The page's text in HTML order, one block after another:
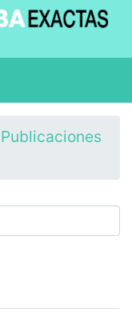
Publicaciones